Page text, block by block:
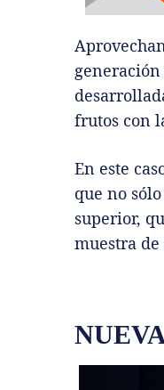
generación
frutos con
En este
que no
superior,
muestra